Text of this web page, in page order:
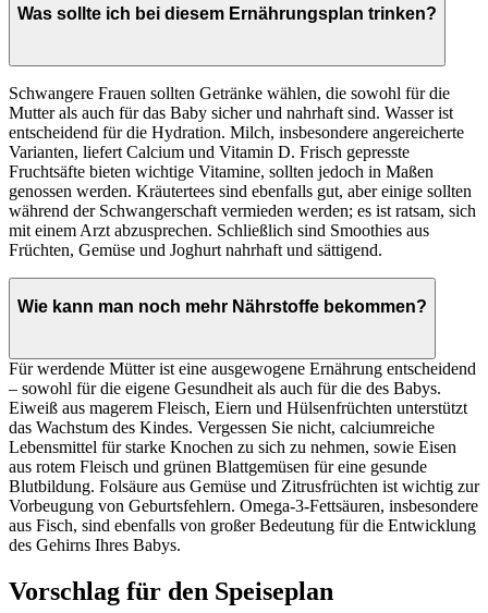
Was sollte ich bei diesem Ernährungsplan trinken?
Schwangere Frauen sollten Getränke wählen, die sowohl für die
Mutter als auch für das Baby sicher und nahrhaft sind. Wasser ist
entscheidend für die Hydration. Milch, insbesondere angereicherte
Varianten, liefert Calcium und Vitamin D. Frisch gepresste
Fruchtsäfte bieten wichtige Vitamine, sollten jedoch in Maßen
genossen werden. Kräutertees sind ebenfalls gut, aber einige sollten
während der Schwangerschaft vermieden werden; es ist ratsam, sich
mit einem Arzt abzusprechen. Schließlich sind Smoothies aus
Früchten, Gemüse und Joghurt nahrhaft und sättigend.
Wie kann man noch mehr Nährstoffe bekommen?
Für werdende Mütter ist eine ausgewogene Ernährung entscheidend
– sowohl für die eigene Gesundheit als auch für die des Babys.
Eiweiß aus magerem Fleisch, Eiern und Hülsenfrüchten unterstützt
das Wachstum des Kindes. Vergessen Sie nicht, calciumreiche
Lebensmittel für starke Knochen zu sich zu nehmen, sowie Eisen
aus rotem Fleisch und grünen Blattgemüsen für eine gesunde
Blutbildung. Folsäure aus Gemüse und Zitrusfrüchten ist wichtig zur
Vorbeugung von Geburtsfehlern. Omega-3-Fettsäuren, insbesondere
aus Fisch, sind ebenfalls von großer Bedeutung für die Entwicklung
des Gehirns Ihres Babys.
Vorschlag für den Speiseplan